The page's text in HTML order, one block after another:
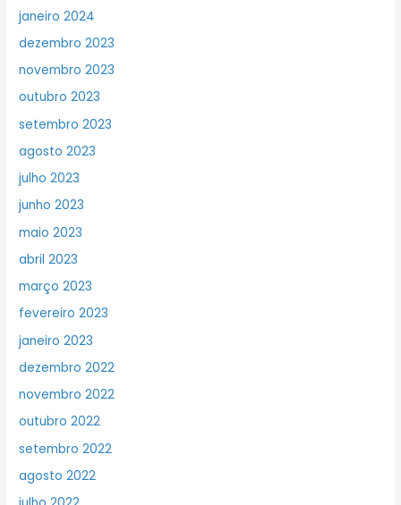
janeiro 2024
dezembro 2023
novembro 2023
outubro 2023
setembro 2023
agosto 2023
julho 2023
junho 2023
maio 2023
abril 2023
março 2023
fevereiro 2023
janeiro 2023
dezembro 2022
novembro 2022
outubro 2022
setembro 2022
agosto 2022